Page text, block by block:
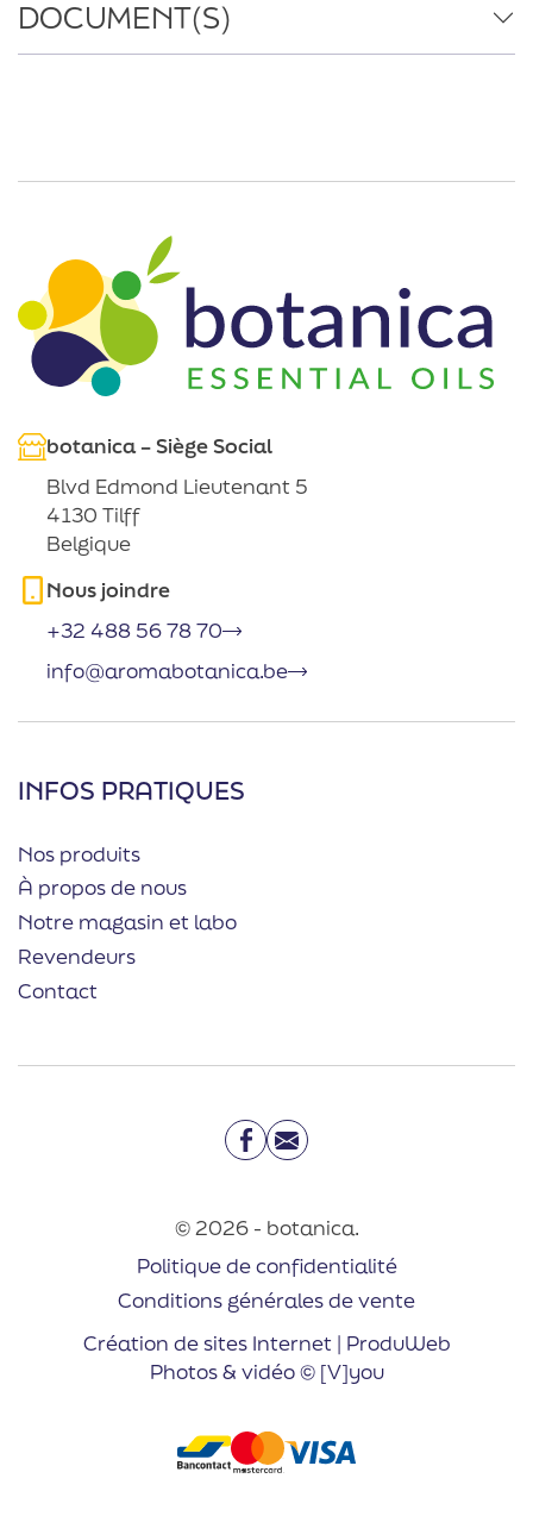
DOCUMENT(S)
botanica – Siège Social
Blvd Edmond Lieutenant 5
4130 Tilff
Belgique
Nous joindre
+32 488 56 78 70
info@aromabotanica.be
INFOS PRATIQUES
Nos produits
À propos de nous
Notre magasin et labo
Revendeurs
Contact
Facebook
Email
© 2026 - botanica.
Politique de confidentialité
Conditions générales de vente
Création de sites Internet | ProduWeb
Photos & vidéo © [V]you